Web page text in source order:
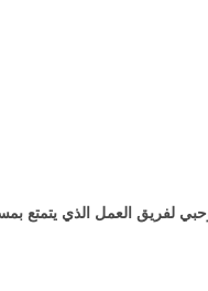
لفريق العمل الذي يتمتع